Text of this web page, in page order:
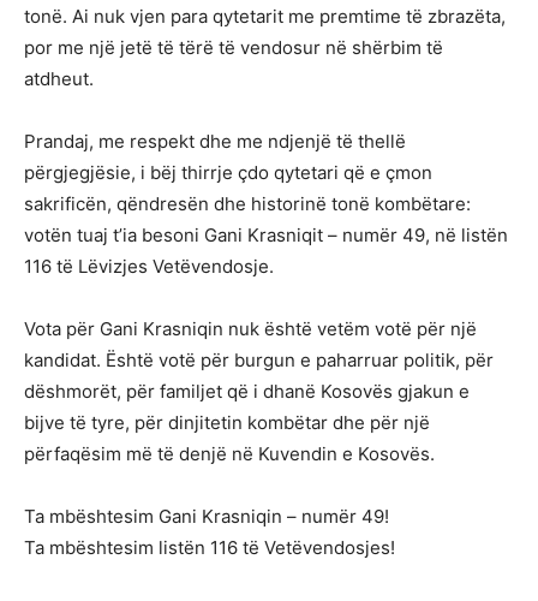
tonë. Ai nuk vjen para qytetarit me premtime të zbrazëta,
por me një jetë të tërë të vendosur në shërbim të
atdheut.
Prandaj, me respekt dhe me ndjenjë të thellë
përgjegjësie, i bëj thirrje çdo qytetari që e çmon
sakrificën, qëndresën dhe historinë tonë kombëtare:
votën tuaj t’ia besoni Gani Krasniqit – numër 49, në listën
116 të Lëvizjes Vetëvendosje.
Vota për Gani Krasniqin nuk është vetëm votë për një
kandidat. Është votë për burgun e paharruar politik, për
dëshmorët, për familjet që i dhanë Kosovës gjakun e
bijve të tyre, për dinjitetin kombëtar dhe për një
përfaqësim më të denjë në Kuvendin e Kosovës.
Ta mbështesim Gani Krasniqin – numër 49!
Ta mbështesim listën 116 të Vetëvendosjes!